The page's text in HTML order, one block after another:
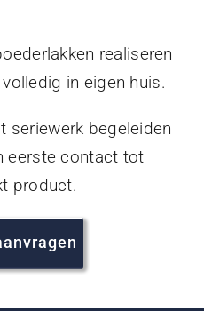
realiseren
in eigen huis.
seriewerk begeleiden
eerste contact tot
product.